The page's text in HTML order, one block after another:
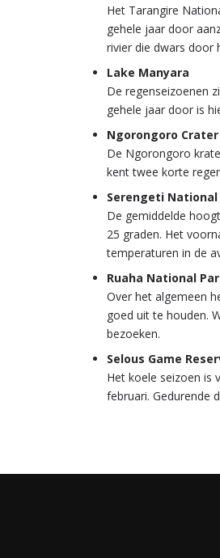
Het Tarangire
gehele jaar door
rivier die dwars door
Lake Manyara
De regenseizoenen
gehele jaar door is
Ngorongoro Crater
De Ngorongoro
kent twee korte
Serengeti National
De gemiddelde
25 graden. Het
temperaturen in de
Ruaha National
Over het algemeen
goed uit te houden.
bezoeken.
Selous Game
Het koele seizoen is
februari. Gedurende